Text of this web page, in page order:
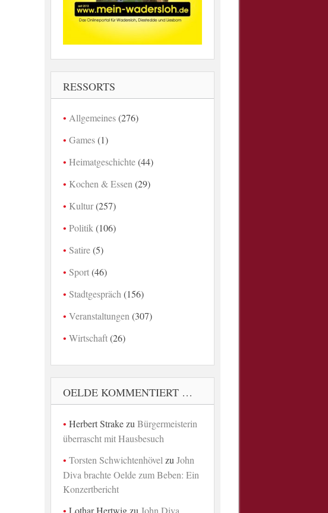
RESSORTS
Allgemeines(276)
Games(1)
Heimatgeschichte(44)
Kochen & Essen (29)
Kultur(257)
Politik (106)
Satire(5)
Sport(46)
Stadtgespräch (156)
Veranstaltungen (307)
Wirtschaft(26)
OELDE KOMMENTIERT …
Herbert Strakezu Bürgermeisterin
überrascht mit Hausbesuch
Torsten Schwichtenhövel zu John
Diva brachte Oelde zum Beben: Ein
Konzertbericht
Lothar Hertwigzu John Diva